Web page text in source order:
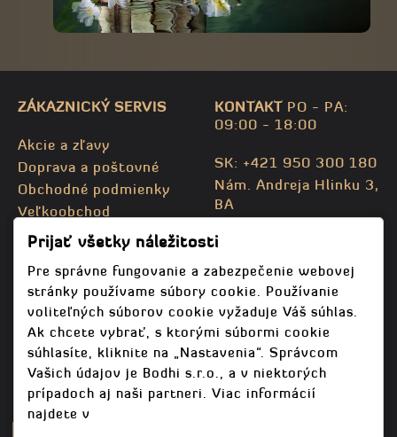
ZÁKAZNICKÝ SERVIS
Akcie a zľavy
Doprava a poštovné
Obchodné podmienky
Veľkoobchod
Kontaktujte nás
Mapa stránky
KONTAKTPO - PA:
09:00 - 18:00
SK: +421 950 300 180
Nám. Andreja Hlinku 3,
BA
info@bodhispa.sk
info@bodhi.cz
Prijať všetky náležitosti
Pre správne fungovanie a zabezpečenie webovej
stránky používame súbory cookie. Používanie
voliteľných súborov cookie vyžaduje Váš súhlas.
Ak chcete vybrať, s ktorými súbormi cookie
súhlasíte, kliknite na „Nastavenia“. Správcom
Vašich údajov je Bodhi s.r.o., a v niektorých
prípadoch aj naši partneri. Viac informácií
najdete v